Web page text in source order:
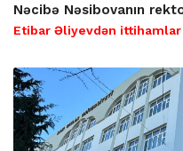
Nəcibə Nəsibovanın
Etibar Əliyevdən ittihamlar